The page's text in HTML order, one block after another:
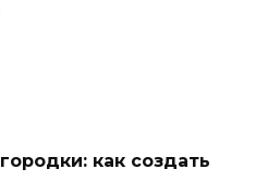
как создать